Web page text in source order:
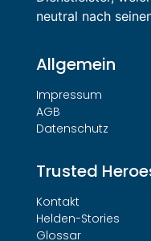
neutral nach
Allgemein
Impressum
AGB
Datenschutz
Trusted
Kontakt
Helden-Stories
Glossar